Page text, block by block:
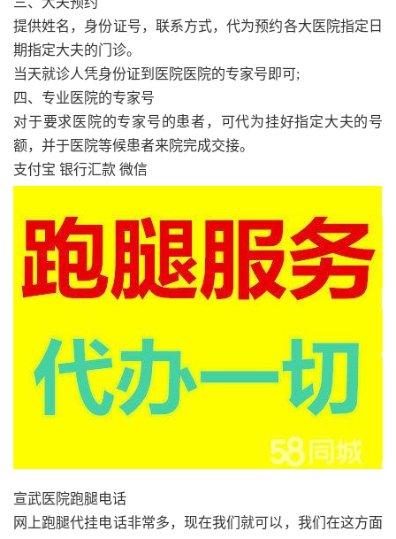
提供姓名，身份证号，联系方式，代为预约各大医院指定日
期指定大夫的门诊。
当天就诊人凭身份证到医院医院的专家号即可;
四、专业医院的专家号
对于要求医院的专家号的患者，可代为挂好指定大夫的号
额，并于医院等候患者来院完成交接。
支付宝 银行汇款 微信
宣武医院跑腿电话
网上跑腿代挂电话非常多，现在我们就可以，我们在这方面